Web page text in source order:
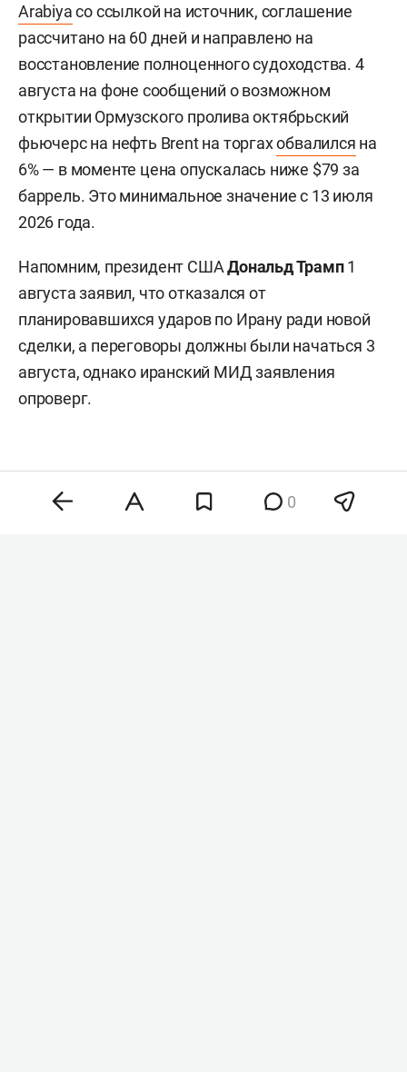
Arabiyaсо ссылкой на источник, соглашение
рассчитано на 60 дней и направлено на
восстановление полноценного судоходства. 4
августа на фоне сообщений о возможном
открытии Ормузского пролива октябрьский
фьючерс на нефть Brent на торгахобвалился на
6% — в моменте цена опускалась ниже $79 за
баррель. Это минимальное значение с 13 июля
2026 года.
Напомним, президент СШАДональд Трамп1
августа заявил, что отказался от
планировавшихся ударов по Ирану ради новой
сделки, а переговоры должны были начаться 3
августа, однако иранский МИД заявления
опроверг.
Комментарии
0